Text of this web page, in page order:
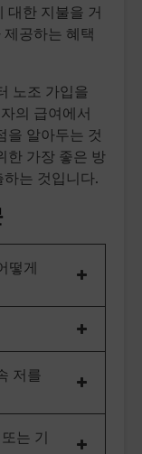
대한 지불을 거
공하는 혜택
노조 가입을
의 급여에서
을 알아두는 것
한 가장 좋은 방
는 것입니다.
떻게
저를
는 기